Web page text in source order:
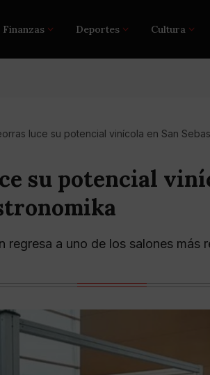
Finanzas Deportes Cultura
luce su potencial vinícola en San
su potencial
regresa a uno de los salones más